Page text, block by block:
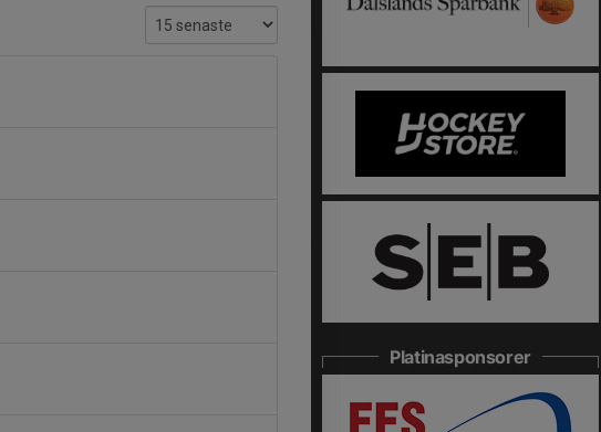
Platinasponsorer